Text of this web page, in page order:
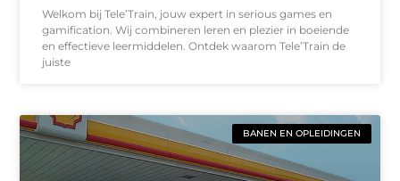
Welkom bij Tele’Train, jouw expert in serious games en
gamification. Wij combineren leren en plezier in boeiende
en effectieve leermiddelen. Ontdek waarom Tele’Train de
juiste
BANEN EN OPLEIDINGEN